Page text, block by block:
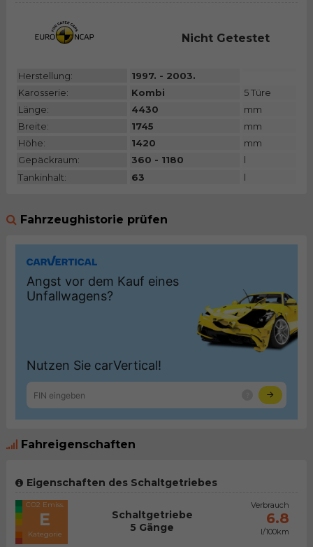
Nicht Getestet
Herstellung:
1997. - 2003.
Karosserie:
Kombi
5 Türe
Länge:
4430
mm
Breite:
1745
mm
Höhe:
1420
mm
Gepäckraum:
360 - 1180
l
Tankinhalt:
63 l
Fahrzeughistorie prüfen
Fahreigenschaften
Eigenschaften des Schaltgetriebes
CO2 Emiss.
E
Kategorie
Schaltgetriebe
5 Gänge
Verbrauch
6.8
l/100km